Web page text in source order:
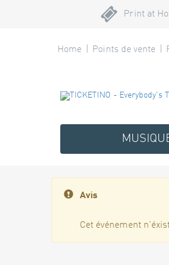
Print at
Home Points de vente
Avis
Cet événement